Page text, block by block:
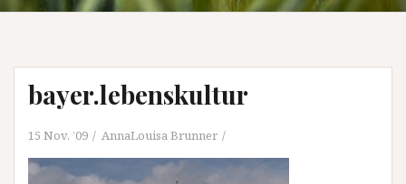
bayer.lebenskultur
15 Nov. ’09 AnnaLouisa Brunner